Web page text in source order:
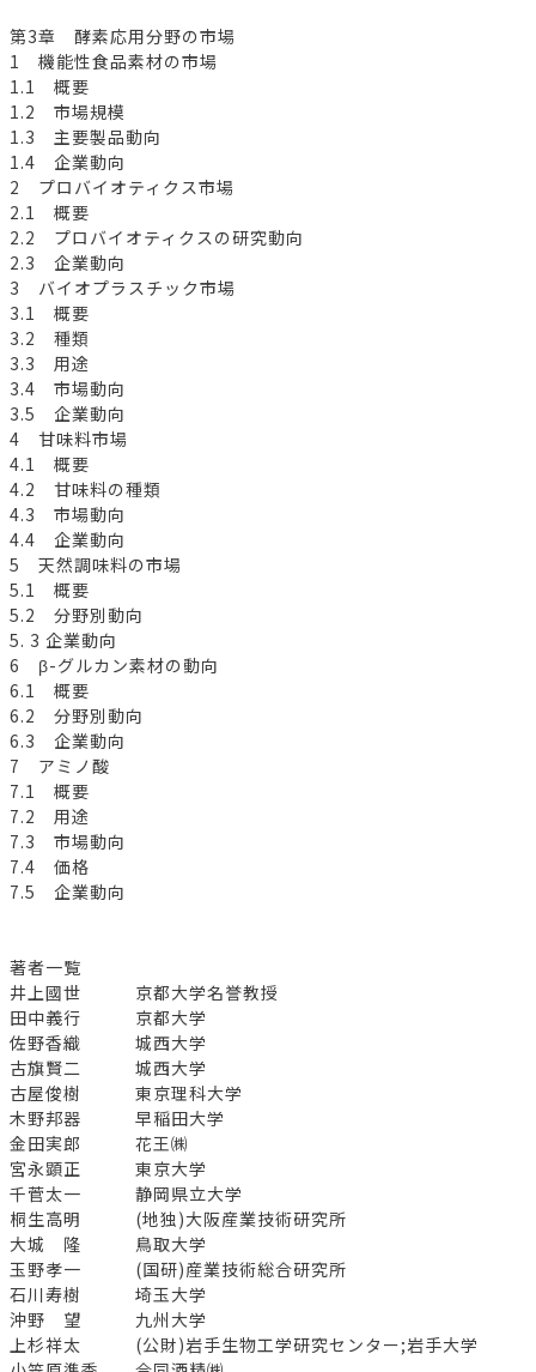
第3章 酵素応用分野の市場
1 機能性食品素材の市場
1.1 概要
1.2 市場規模
1.3 主要製品動向
1.4 企業動向
2 プロバイオティクス市場
2.1 概要
2.2 プロバイオティクスの研究動向
2.3 企業動向
3 バイオプラスチック市場
3.1 概要
3.2 種類
3.3 用途
3.4 市場動向
3.5 企業動向
4 甘味料市場
4.1 概要
4.2 甘味料の種類
4.3 市場動向
4.4 企業動向
5 天然調味料の市場
5.1 概要
5.2 分野別動向
5. 3 企業動向
6 β-グルカン素材の動向
6.1 概要
6.2 分野別動向
6.3 企業動向
7 アミノ酸
7.1 概要
7.2 用途
7.3 市場動向
7.4 価格
7.5 企業動向
著者一覧
井上國世 京都大学名誉教授
田中義行 京都大学
佐野香織 城西大学
古旗賢二 城西大学
古屋俊樹 東京理科大学
木野邦器 早稲田大学
金田実郎 花王㈱
宮永顕正 東京大学
千菅太一 静岡県立大学
桐生高明 (地独)大阪産業技術研究所
大城 隆 鳥取大学
玉野孝一 (国研)産業技術総合研究所
石川寿樹 埼玉大学
沖野 望 九州大学
上杉祥太 (公財)岩手生物工学研究センター;岩手大学